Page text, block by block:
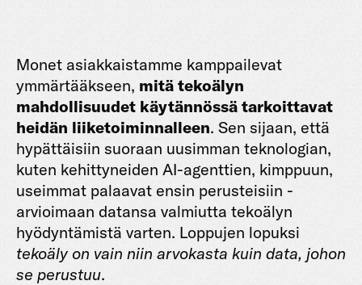
Monet asiakkaistamme kamppailevat
ymmärtääkseen, mitä tekoälyn
mahdollisuudet käytännössä tarkoittavat
heidän liiketoiminnalleen. Sen sijaan, että
hypättäisiin suoraan uusimman teknologian,
kuten kehittyneiden AI-agenttien, kimppuun,
useimmat palaavat ensin perusteisiin -
arvioimaan datansa valmiutta tekoälyn
hyödyntämistä varten. Loppujen lopuksi
tekoäly on vain niin arvokasta kuin data, johon
se perustuu.